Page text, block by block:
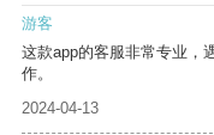
游客
这款app的客服非常专业，
作。
2024-04-13